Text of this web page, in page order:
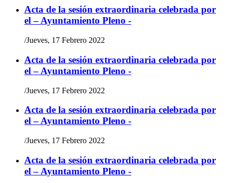
Acta de la sesión extraordinaria celebrada por
el – Ayuntamiento Pleno -
/Jueves, 17 Febrero 2022
Acta de la sesión extraordinaria celebrada por
el – Ayuntamiento Pleno -
/Jueves, 17 Febrero 2022
Acta de la sesión extraordinaria celebrada por
el – Ayuntamiento Pleno -
/Jueves, 17 Febrero 2022
Acta de la sesión extraordinaria celebrada por
el – Ayuntamiento Pleno -